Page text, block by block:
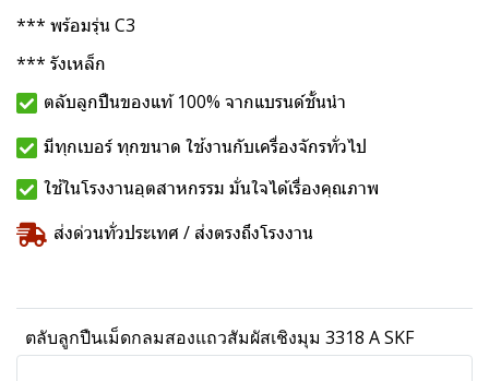
*** พร้อมรุ่น C3
*** รังเหล็ก
ตลับลูกปืนของแท้ 100% จากแบรนด์ชั้นนำ
มีทุกเบอร์ ทุกขนาด ใช้งานกับเครื่องจักรทั่วไป
ใช้ในโรงงานอุตสาหกรรม มั่นใจได้เรื่องคุณภาพ
ส่งด่วนทั่วประเทศ / ส่งตรงถึงโรงงาน
ตลับลูกปืนเม็ดกลมสองแถวสัมผัสเชิงมุม 3318 A SKF